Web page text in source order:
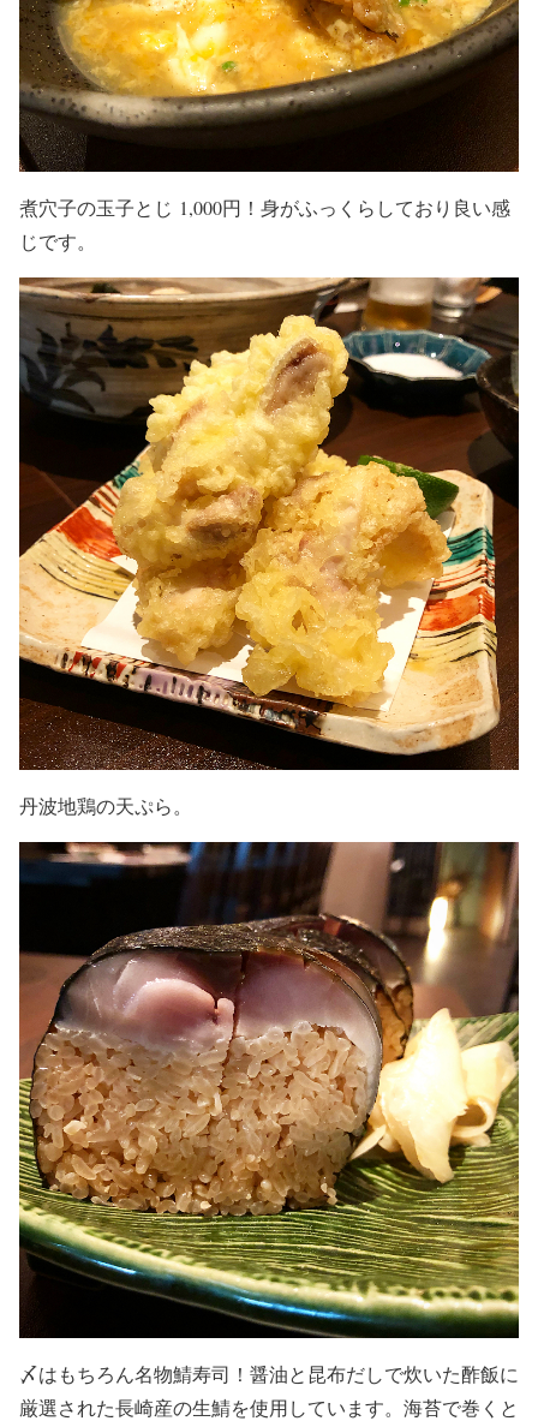
煮穴子の玉子とじ 1,000円！身がふっくらしており良い感
じです。
丹波地鶏の天ぷら。
〆はもちろん名物鯖寿司！醤油と昆布だしで炊いた酢飯に
厳選された長崎産の生鯖を使用しています。海苔で巻くと